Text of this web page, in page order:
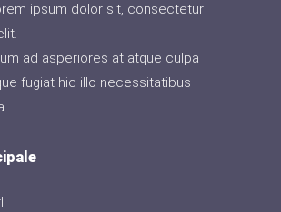
ipsum dolor sit, consectetur
ad asperiores at atque culpa
fugiat hic illo necessitatibus